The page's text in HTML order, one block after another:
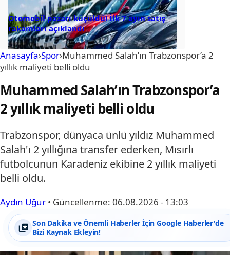
Otomobil pazarı küçüldü! İlk 7 ayın satış
rakamları açıklandı
Anasayfa›Spor›Muhammed Salah’ın Trabzonspor’a 2
yıllık maliyeti belli oldu
Muhammed Salah’ın Trabzonspor’a
2 yıllık maliyeti belli oldu
Trabzonspor, dünyaca ünlü yıldız Muhammed
Salah'ı 2 yıllığına transfer ederken, Mısırlı
futbolcunun Karadeniz ekibine 2 yıllık maliyeti
belli oldu.
Aydın Uğur • Güncellenme: 06.08.2026 - 13:03
Son Dakika ve Önemli Haberler İçin Google Haberler'de
Bizi Kaynak Ekleyin!